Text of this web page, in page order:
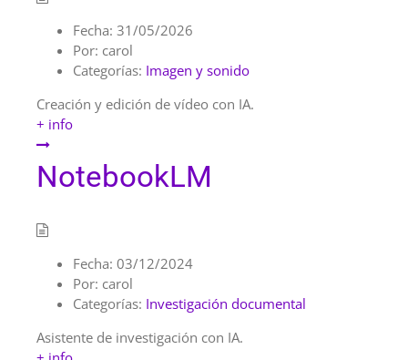
Fecha: 31/05/2026
Por: carol
Categorías: Imagen y sonido
Creación y edición de vídeo con IA.
+ info
NotebookLM
Fecha: 03/12/2024
Por: carol
Categorías: Investigación documental
Asistente de investigación con IA.